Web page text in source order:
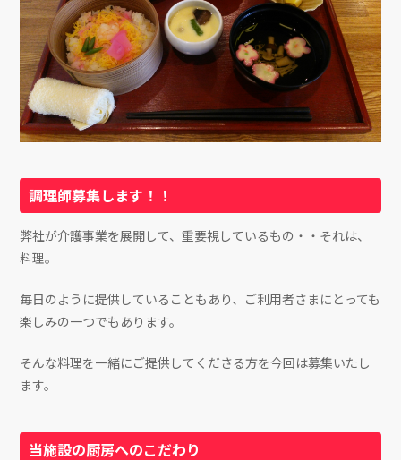
調理師募集します！！
弊社が介護事業を展開して、重要視しているもの・・それは、
料理。
毎日のように提供していることもあり、ご利用者さまにとっても
楽しみの一つでもあります。
そんな料理を一緒にご提供してくださる方を今回は募集いたし
ます。
当施設の厨房へのこだわり